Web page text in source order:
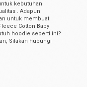
kebutuhan
. Adapun
untuk membuat
Cotton Baby
hoodie seperti ini?
Silakan hubungi